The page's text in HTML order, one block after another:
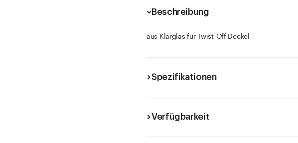
Beschreibung
aus Klarglas für Twist-Off Deckel
Spezifikationen
Verfügbarkeit